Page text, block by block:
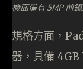
機面備有 5MP 前
規格方面，
器，具備